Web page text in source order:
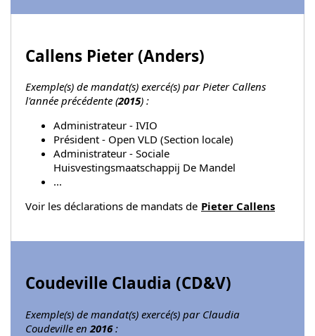
Callens Pieter (Anders)
Exemple(s) de mandat(s) exercé(s) par Pieter Callens
l'année précédente (2015) :
Administrateur - IVIO
Président - Open VLD (Section locale)
Administrateur - Sociale
Huisvestingsmaatschappij De Mandel
...
Voir les déclarations de mandats de Pieter Callens
Coudeville Claudia (CD&V)
Exemple(s) de mandat(s) exercé(s) par Claudia
Coudeville en 2016: